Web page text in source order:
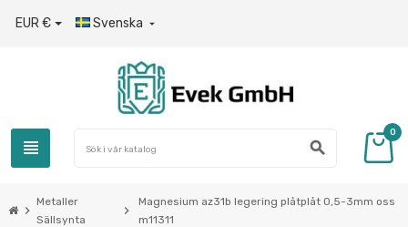
EUR € Svenska 
view_headline search
0
chevron_right
Metaller
Sällsynta
chevron_right
Magnesium az31b legering plåtplåt 0,5-3mm oss
m11311